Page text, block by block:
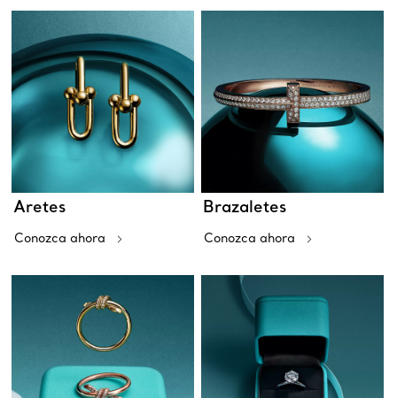
Aretes
Conozca ahora
Brazaletes
Conozca ahora